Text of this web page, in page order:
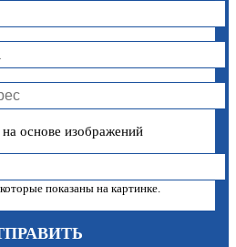
показаны на картинке.